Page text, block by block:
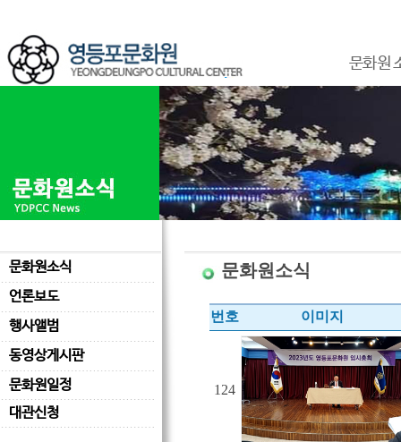
문화원
문화원소식
언론보도
행사앨범
동영상게시판
문화원일정
대관신청
문화원소식
번호 이미지
124